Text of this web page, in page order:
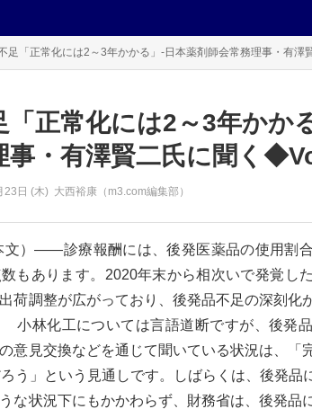
足「正常化には2～3年かかる」‐日本薬剤師会常務理事・有
「正常化には2～3年かか
事・有澤賢二氏に聞く
23日 (木) 大西裕康（m3.com編集部）
文）――診療報酬には、後発医薬品の使用割
もあります。2020年末から相次いで発覚し
荷調整が広がっており、後発品不足の深刻化
小林化工については言語道断ですが、後発
意見交換などを通じて聞いている状況は、「
う」という見通しです。しばらくは、後発品
な状況下にもかかわらず、財務省は、後発品